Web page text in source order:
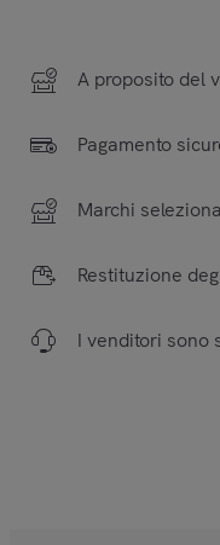
A proposito del
Pagamento
Marchi
Restituzione
I venditori sono